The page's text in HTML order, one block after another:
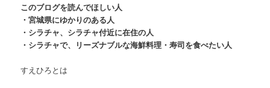
このブログを読んでほしい人
・宮城県にゆかりのある人
・シラチャ、シラチャ付近に在住の人
・シラチャで、リーズナブルな海鮮料理・寿司を食べたい人
すえひろとは